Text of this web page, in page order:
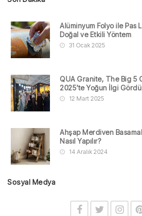
Alüminyum Folyo ile Pas
Doğal ve Etkili Yöntem
31 Ocak 2025
QUA Granite, The Big 5
2025’te Yoğun İlgi Gördü
12 Mart 2025
Ahşap Merdiven
Nasıl Yapılır?
14 Aralık 2024
Sosyal Medya